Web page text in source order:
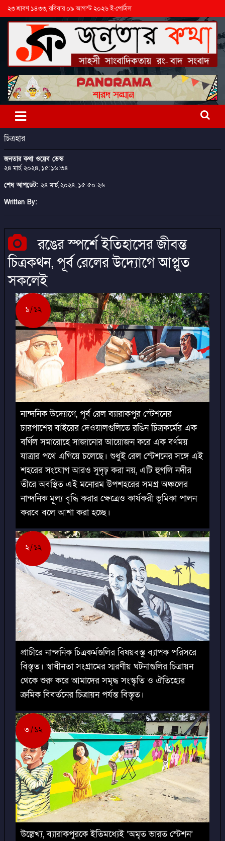
২৩ শ্রাবণ ১৪৩৩, রবিবার ০৯ আগস্ট ২০২৬ ই-পোর্টাল
চিত্রহার
জনতার কথা ওয়েব ডেস্ক
২৪ মার্চ, ২০২৪, ১৫:১৬:৩৪
শেষ আপডেট: ২৪ মার্চ, ২০২৪, ১৫:৫০:২৬
Written By:
রঙের স্পর্শে ইতিহাসের জীবন্ত
চিত্রকথন, পূর্ব রেলের উদ্যোগে আপ্লুত
সকলেই
১ ১২
নান্দনিক উদ্যোগে, পূর্ব রেল ব্যারাকপুর স্টেশনের
চারপাশের বাইরের দেওয়ালগুলিতে রঙিন চিত্রকর্মের এক
বর্ণিল সমারোহে সাজানোর আয়োজন করে এক বর্ণময়
যাত্রার পথে এগিয়ে চলেছে। শুধুই রেল স্টেশনের সঙ্গে এই
শহরের সংযোগ আরও সুদৃঢ় করা নয়, এটি হুগলি নদীর
তীরে অবস্থিত এই মনোরম উপশহরের সমগ্র অঞ্চলের
নান্দনিক মূল্য বৃদ্ধি করার ক্ষেত্রেও কার্যকরী ভূমিকা পালন
করবে বলে আশা করা হচ্ছে।
২ ১২
প্রাচীরে নান্দনিক চিত্রকর্মগুলির বিষয়বস্তু ব্যাপক পরিসরে
বিস্তৃত। স্বাধীনতা সংগ্রামের স্মরণীয় ঘটনাগুলির চিত্রায়ন
থেকে শুরু করে আমাদের সমৃদ্ধ সংস্কৃতি ও ঐতিহ্যের
ক্রমিক বিবর্তনের চিত্রায়ন পর্যন্ত বিস্তৃত।
৩ ১২
উল্লেখ্য, ব্যারাকপুরকে ইতিমধ্যেই ‘অমৃত ভারত স্টেশন’